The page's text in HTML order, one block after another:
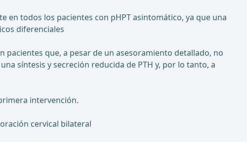
en todos los pacientes con pHPT asintomático, ya que una
diferenciales
pacientes que, a pesar de un asesoramiento detallado, no
síntesis y secreción reducida de PTH y, por lo tanto, a
intervención.
cervical bilateral